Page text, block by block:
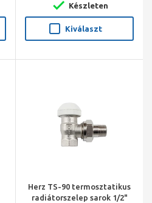
Készleten
Kiválaszt
Herz TS-90 termosztatikus
radiátorszelep sarok 1/2"